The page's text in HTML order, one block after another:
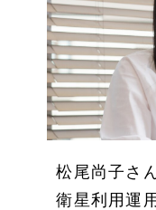
松尾尚子さ
衛星利用運